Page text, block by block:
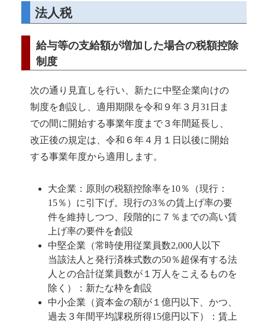
法人税
給与等の支給額が増加した場合の税額控除
制度
次の通り見直しを行い、新たに中堅企業向けの
制度を創設し、適用期限を令和９年３月31日ま
での間に開始する事業年度まで３年間延長し、
改正後の規定は、令和６年４月１日以後に開始
する事業年度から適用します。
大企業：原則の税額控除率を10％（現行：
15％）に引下げ。現行の3％の賃上げ率の要
件を維持しつつ、段階的に７％までの高い賃
上げ率の要件を創設
中堅企業（常時使用従業員数2,000人以下
当該法人と発行済株式数の50％超保有する法
人との合計従業員数が１万人をこえるものを
除く）：新たな枠を創設
中小企業（資本金の額が１億円以下、かつ、
過去３年間平均課税所得15億円以下）：賃上